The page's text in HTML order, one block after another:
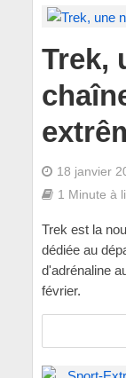
Trek,
18 janvier
1 Minute à
Trek est la
dédiée au
d'adrénaline
février.